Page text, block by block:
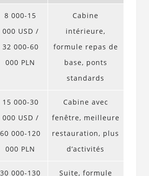
8 000-15
000 USD /
32 000-60
000 PLN
Cabine
intérieure,
formule repas de
base, ponts
standards
15 000-30
000 USD /
60 000-120
000 PLN
Cabine avec
fenêtre, meilleure
restauration, plus
d’activités
30 000-130 Suite, formule